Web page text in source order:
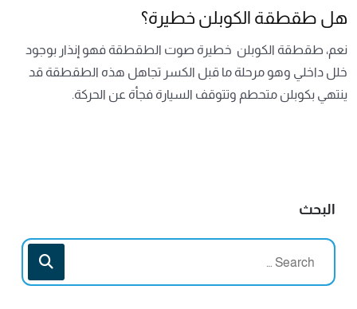
هل طقطقة الكوبلن خطيرة؟
نعم، طقطقة الكوبلن خطيرة صوت الطقطقة فهو إنذار بوجود
خلل داخلي وهو مرحلة ما قبل الكسر تجاهل هذه الطقطقة قد
ينتهي بكوبلن متحطم وتتوقف السيارة فجأة عن الحركة.
البحث